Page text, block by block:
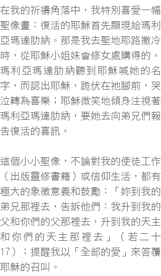
在我的祈禱角落中，我特別喜愛一幅
聖像畫：復活的耶穌首先顯現給瑪利
亞瑪達肋納。那是我去聖地耶路撒冷
時，從耶穌小姐妹會修女處購得的。
瑪利亞瑪達肋納聽到耶穌喊她的名
字，而認出耶穌，跪伏在祂腳前，哭
泣轉為喜樂；耶穌微笑地傾身注視著
瑪利亞瑪達肋納，要她去向弟兄們報
告復活的喜訊。
這個小小聖像，不論對我的使徒工作
（出版靈修書籍）或信仰生活，都有
極大的象徵意義和鼓勵：「妳到我的
弟兄那裡去，告訴他們：我升到我的
父和你們的父那裡去，升到我的天主
和你們的天主那裡去」（若二十
17）；提醒我以「全部的愛」來答覆
耶穌的召叫。